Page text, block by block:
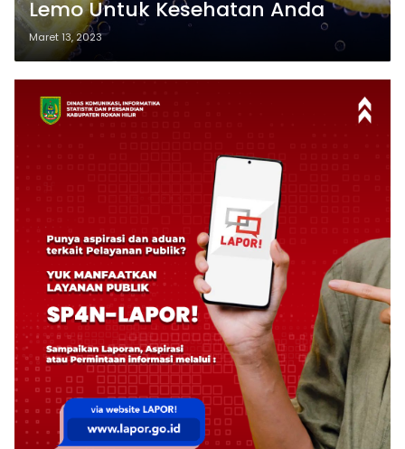
Lemo Untuk Kesehatan Anda
Maret 13, 2023